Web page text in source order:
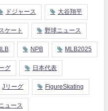
ドジャース 大谷翔平
ケート 野球ニュース
NPB MLB2025
グ 日本代表
Jリーグ FigureSkating
ュース